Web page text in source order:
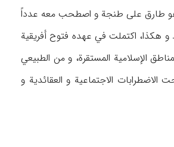
و هو طارق على طنجة و اصطحب معه عدداً
۴/۵۲۹؛ ابن خلدون، ن.ص). و هكذا، اكتملت في عهده فتوح أفريقية
الإسلامية المستقرة، و من الطبيعي
الاجتماعية و العقائدية و